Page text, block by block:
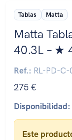
Tablas Matta
Matta
40.3L – ★
Ref.: RL-PD-
275 €
Disponibilidad:
Este